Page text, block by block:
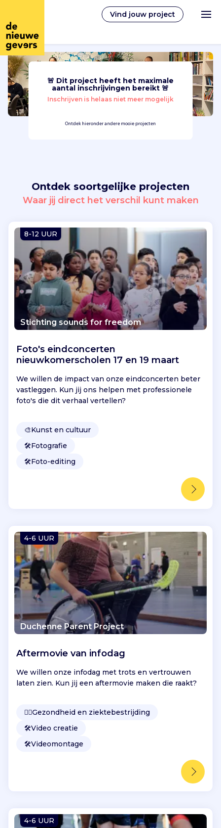
Vind jouw project
Nederlands
Vrijwilligerswerk
Vind jouw project
Inloggen
🚨 Dit project heeft het maximale
aantal inschrijvingen bereikt 🚨
Inschrijven is helaas niet meer mogelijk
Ontdek hieronder andere mooie projecten
Ontdek soortgelijke projecten
Waar jij direct het verschil kunt maken
8-12 UUR
Stichting sounds for freedom
Foto's eindconcerten
nieuwkomerscholen 17 en 19 maart
We willen de impact van onze eindconcerten beter
vastleggen. Kun jij ons helpen met professionele
foto's die dit verhaal vertellen?
🎨Kunst en cultuur
🛠️Fotografie
🛠️Foto-editing
4-6 UUR
Duchenne Parent Project
Aftermovie van infodag
We willen onze infodag met trots en vertrouwen
laten zien. Kun jij een aftermovie maken die raakt?
👩‍⚕️Gezondheid en ziektebestrijding
🛠️Video creatie
🛠️Videomontage
4-6 UUR